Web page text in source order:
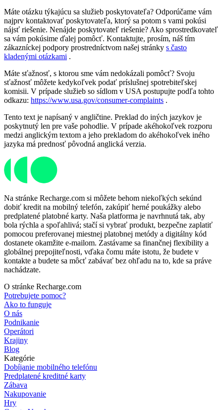
Máte otázku týkajúcu sa služieb poskytovateľa? Odporúčame vám
najprv kontaktovať poskytovateľa, ktorý sa potom s vami pokúsi
nájsť riešenie. Nenájde poskytovateľ riešenie? Ako sprostredkovateľ
sa vám pokúsime ďalej pomôcť. Kontaktujte, prosím, náš tím
zákazníckej podpory prostredníctvom našej stránky s často
kladenými otázkami .
Máte sťažnosť, s ktorou sme vám nedokázali pomôcť? Svoju
sťažnosť môžete kedykoľvek podať príslušnej spotrebiteľskej
komisii. V prípade služieb so sídlom v USA postupujte podľa tohto
odkazu: https://www.usa.gov/consumer-complaints .
Tento text je napísaný v angličtine. Preklad do iných jazykov je
poskytnutý len pre vaše pohodlie. V prípade akéhokoľvek rozporu
medzi anglickým textom a jeho prekladom do akéhokoľvek iného
jazyka má prednosť pôvodná anglická verzia.
Na stránke Recharge.com si môžete behom niekoľkých sekúnd
dobiť kredit na mobilný telefón, zakúpiť herné poukážky alebo
predplatené platobné karty. Naša platforma je navrhnutá tak, aby
bola rýchla a spoľahlivá; stačí si vybrať produkt, bezpečne zaplatiť
pomocou preferovanej miestnej platobnej metódy a digitálny kód
dostanete okamžite e-mailom. Zastávame sa finančnej flexibility a
globálnej prepojiteľnosti, vďaka čomu máte istotu, že budete v
kontakte a budete sa môcť zabávať bez ohľadu na to, kde sa práve
nachádzate.
O stránke Recharge.com
Potrebujete pomoc?
Ako to funguje
O nás
Podnikanie
Operátori
Krajiny
Blog
Kategórie
Dobíjanie mobilného telefónu
Predplatené kreditné karty
Zábava
Nakupovanie
Hry